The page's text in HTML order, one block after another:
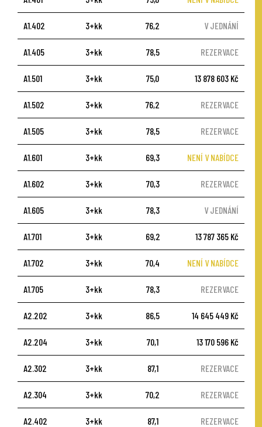
A1.402 3+kk 76,2 V JEDNÁNÍ
A1.405 3+kk 78,5 REZERVACE
A1.501 3+kk 75,0 13 878 603 Kč
A1.502 3+kk 76,2 REZERVACE
A1.505 3+kk 78,5 REZERVACE
A1.601 3+kk 69,3 NENÍ V NABÍDCE
A1.602 3+kk 70,3 REZERVACE
A1.605 3+kk 78,3 V JEDNÁNÍ
A1.701 3+kk 69,2 13 787 365 Kč
A1.702 3+kk 70,4 NENÍ V NABÍDCE
A1.705 3+kk 78,3 REZERVACE
A2.202 3+kk 86,5 14 645 449 Kč
A2.204 3+kk 70,1 13 170 596 Kč
A2.302 3+kk 87,1 REZERVACE
A2.304 3+kk 70,2 REZERVACE
A2.402 3+kk 87,1 REZERVACE